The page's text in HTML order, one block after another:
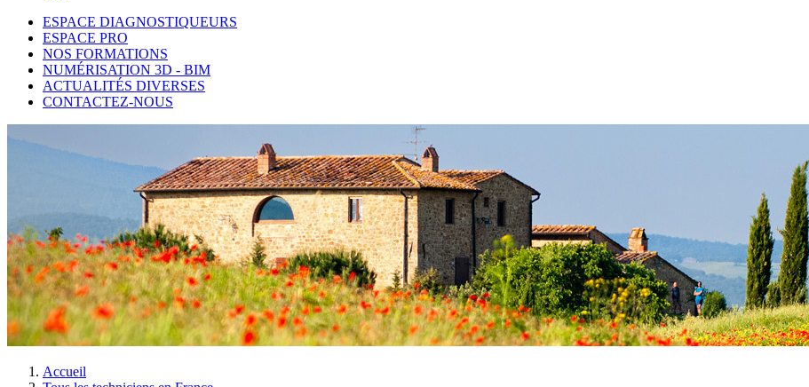
ESPACE DIAGNOSTIQUEURS
ESPACE PRO
NOS FORMATIONS
NUMÉRISATION 3D - BIM
ACTUALITÉS DIVERSES
CONTACTEZ-NOUS
Accueil